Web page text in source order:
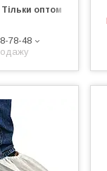
Тільки оптом
78-48